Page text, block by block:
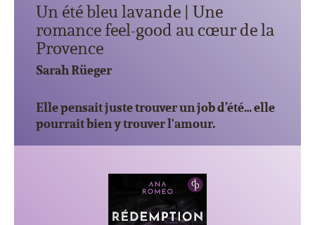
Un été bleu lavande | Une
romance feel-good au cœur de la
Provence
Sarah Rüeger
Elle pensait juste trouver un job d’été… elle
pourrait bien y trouver l'amour.